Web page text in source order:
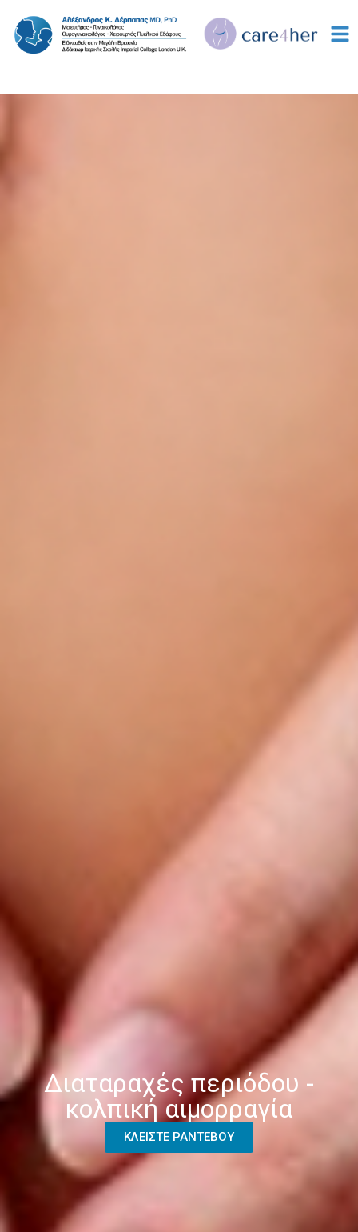
Διαταραχές περιόδου -
κολπική αιμορραγία
ΚΛΕΙΣΤΕ ΡΑΝΤΕΒΟΥ